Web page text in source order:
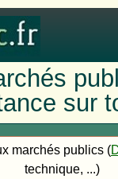
sur
marchés publics (
technique, ...)